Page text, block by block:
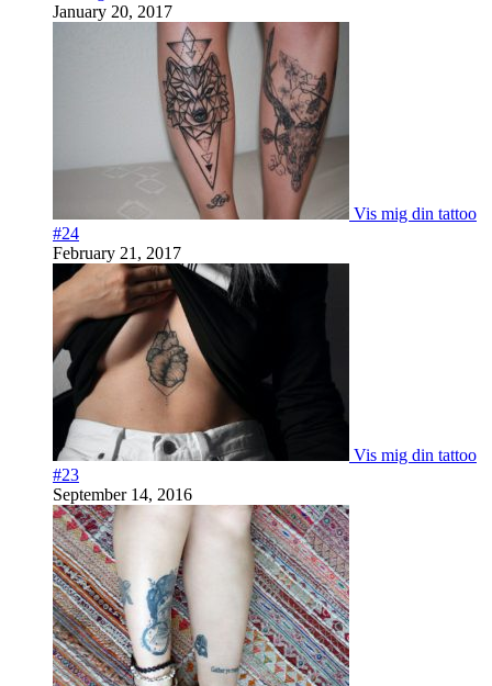
January 20, 2017
Vis mig din tattoo
#24
February 21, 2017
Vis mig din tattoo
#23
September 14, 2016